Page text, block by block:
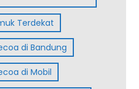
Terdekat
di Bandung
di Mobil